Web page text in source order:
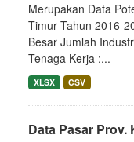
Merupakan Data
Timur Tahun 2016-
Besar Jumlah
Tenaga Kerja :...
XLSX CSV
Data Pasar Prov.